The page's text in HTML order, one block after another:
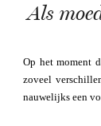
Als
Op het moment
zoveel
nauwelijks een